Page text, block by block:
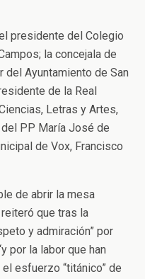
presidente del Colegio
la concejala de
del Ayuntamiento de San
de la Real
Letras y Artes,
PP María José de
de Vox, Francisco
de abrir la mesa
que tras la
y admiración” por
por la labor que han
esfuerzo “titánico” de